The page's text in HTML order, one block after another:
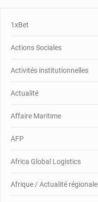
1xBet
Actions Sociales
Activités institutionnelles
Actualité
Affaire Maritime
AFP
Africa Global Logistics
Afrique / Actualité régionale